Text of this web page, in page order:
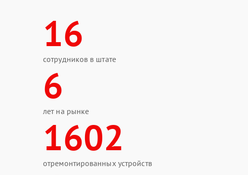
16
сотрудников в штате
6
лет на рынке
1602
отремонтированных устройств